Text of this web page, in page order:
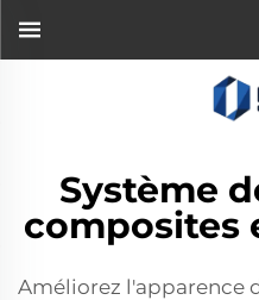
Système
composites
Améliorez l'apparence